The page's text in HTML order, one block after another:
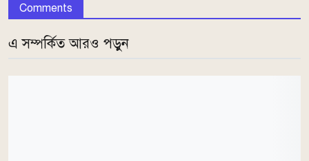
Comments
এ সম্পর্কিত আরও পড়ুন